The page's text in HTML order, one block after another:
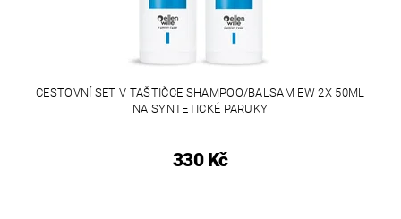
CESTOVNÍ SET V TAŠTIČCE SHAMPOO/BALSAM EW 2X 50ML
NA SYNTETICKÉ PARUKY
330 Kč